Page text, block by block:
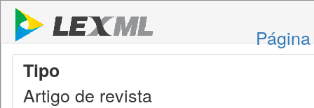
Tipo
Artigo de revista